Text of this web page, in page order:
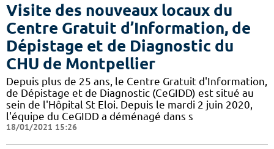
Visite des nouveaux locaux du
Centre Gratuit d’Information, de
Dépistage et de Diagnostic du
CHU de Montpellier
Depuis plus de 25 ans, le Centre Gratuit d'Information,
de Dépistage et de Diagnostic (CeGIDD) est situé au
sein de l'Hôpital St Eloi. Depuis le mardi 2 juin 2020,
l'équipe du CeGIDD a déménagé dans s
18/01/2021 15:26